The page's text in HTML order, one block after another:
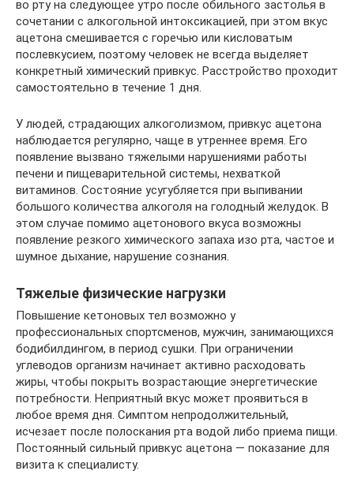
во рту на следующее утро после обильного застолья в
сочетании с алкогольной интоксикацией, при этом вкус
ацетона смешивается с горечью или кисловатым
послевкусием, поэтому человек не всегда выделяет
конкретный химический привкус. Расстройство проходит
самостоятельно в течение 1 дня.
У людей, страдающих алкоголизмом, привкус ацетона
наблюдается регулярно, чаще в утреннее время. Его
появление вызвано тяжелыми нарушениями работы
печени и пищеварительной системы, нехваткой
витаминов. Состояние усугубляется при выпивании
большого количества алкоголя на голодный желудок. В
этом случае помимо ацетонового вкуса возможны
появление резкого химического запаха изо рта, частое и
шумное дыхание, нарушение сознания.
Тяжелые физические нагрузки
Повышение кетоновых тел возможно у
профессиональных спортсменов, мужчин, занимающихся
бодибилдингом, в период сушки. При ограничении
углеводов организм начинает активно расходовать
жиры, чтобы покрыть возрастающие энергетические
потребности. Неприятный вкус может проявиться в
любое время дня. Симптом непродолжительный,
исчезает после полоскания рта водой либо приема пищи.
Постоянный сильный привкус ацетона — показание для
визита к специалисту.